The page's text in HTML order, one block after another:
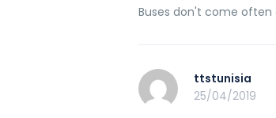
Buses don't come often
ttstunisia
25/04/2019